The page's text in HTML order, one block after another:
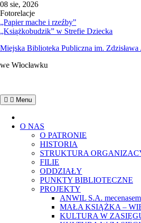
treści
Skip
to
content
08 sie, 2026
Fotorelacje
„Papier mache i rzeźby”
„Książkobudzik” w Strefie Dziecka
Miejska Biblioteka Publiczna im. Zdzisława
we Włocławku
Menu
O NAS
O PATRONIE
HISTORIA
STRUKTURA
FILIE
ODDZIAŁY
PUNKTY BIBLIOTECZNE
PROJEKTY
ANWIL S.A.
MAŁA KSIĄŻKA –
KULTURA W